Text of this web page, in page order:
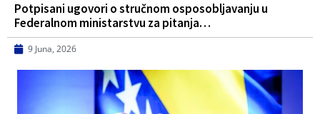
Potpisani ugovori o stručnom osposobljavanju u
Federalnom ministarstvu za pitanja…
9 Juna, 2026